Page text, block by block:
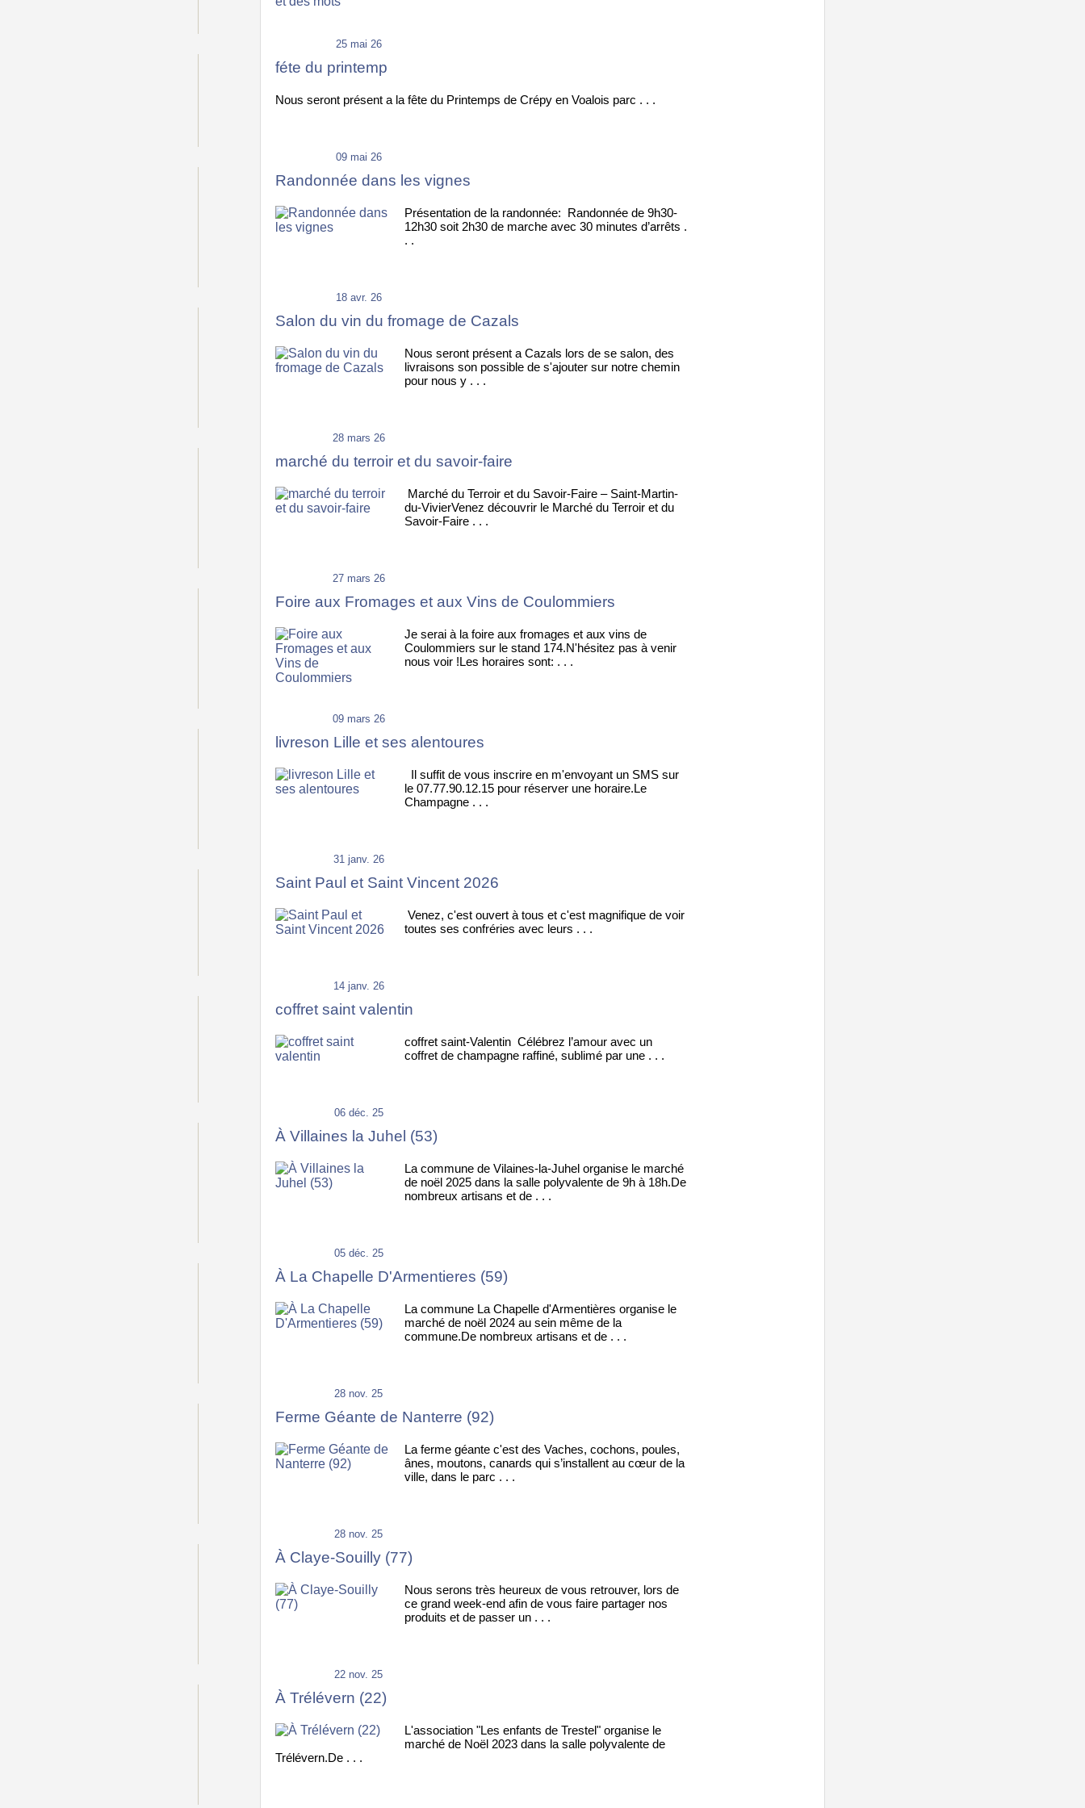
25 mai 26
féte du printemp
Nous seront présent a la fête du Printemps de Crépy en Voalois parc . . .
09 mai 26
Randonnée dans les vignes
Présentation de la randonnée: Randonnée de 9h30-
12h30 soit 2h30 de marche avec 30 minutes d’arrêts .
. .
18 avr. 26
Salon du vin du fromage de Cazals
Nous seront présent a Cazals lors de se salon, des
livraisons son possible de s'ajouter sur notre chemin
pour nous y . . .
28 mars 26
marché du terroir et du savoir-faire
Marché du Terroir et du Savoir-Faire – Saint-Martin-
du-VivierVenez découvrir le Marché du Terroir et du
Savoir-Faire . . .
27 mars 26
Foire aux Fromages et aux Vins de Coulommiers
Je serai à la foire aux fromages et aux vins de
Coulommiers sur le stand 174.N'hésitez pas à venir
nous voir !Les horaires sont: . . .
09 mars 26
livreson Lille et ses alentoures
Il suffit de vous inscrire en m'envoyant un SMS sur
le 07.77.90.12.15 pour réserver une horaire.Le
Champagne . . .
31 janv. 26
Saint Paul et Saint Vincent 2026
Venez, c'est ouvert à tous et c'est magnifique de voir
toutes ses confréries avec leurs . . .
14 janv. 26
coffret saint valentin
coffret saint-Valentin Célébrez l’amour avec un
coffret de champagne raffiné, sublimé par une . . .
06 déc. 25
À Villaines la Juhel (53)
La commune de Vilaines-la-Juhel organise le marché
de noël 2025 dans la salle polyvalente de 9h à 18h.De
nombreux artisans et de . . .
05 déc. 25
À La Chapelle D'Armentieres (59)
La commune La Chapelle d'Armentières organise le
marché de noël 2024 au sein même de la
commune.De nombreux artisans et de . . .
28 nov. 25
Ferme Géante de Nanterre (92)
La ferme géante c'est des Vaches, cochons, poules,
ânes, moutons, canards qui s’installent au cœur de la
ville, dans le parc . . .
28 nov. 25
À Claye-Souilly (77)
Nous serons très heureux de vous retrouver, lors de
ce grand week-end afin de vous faire partager nos
produits et de passer un . . .
22 nov. 25
À Trélévern (22)
L'association "Les enfants de Trestel" organise le
marché de Noël 2023 dans la salle polyvalente de
Trélévern.De . . .